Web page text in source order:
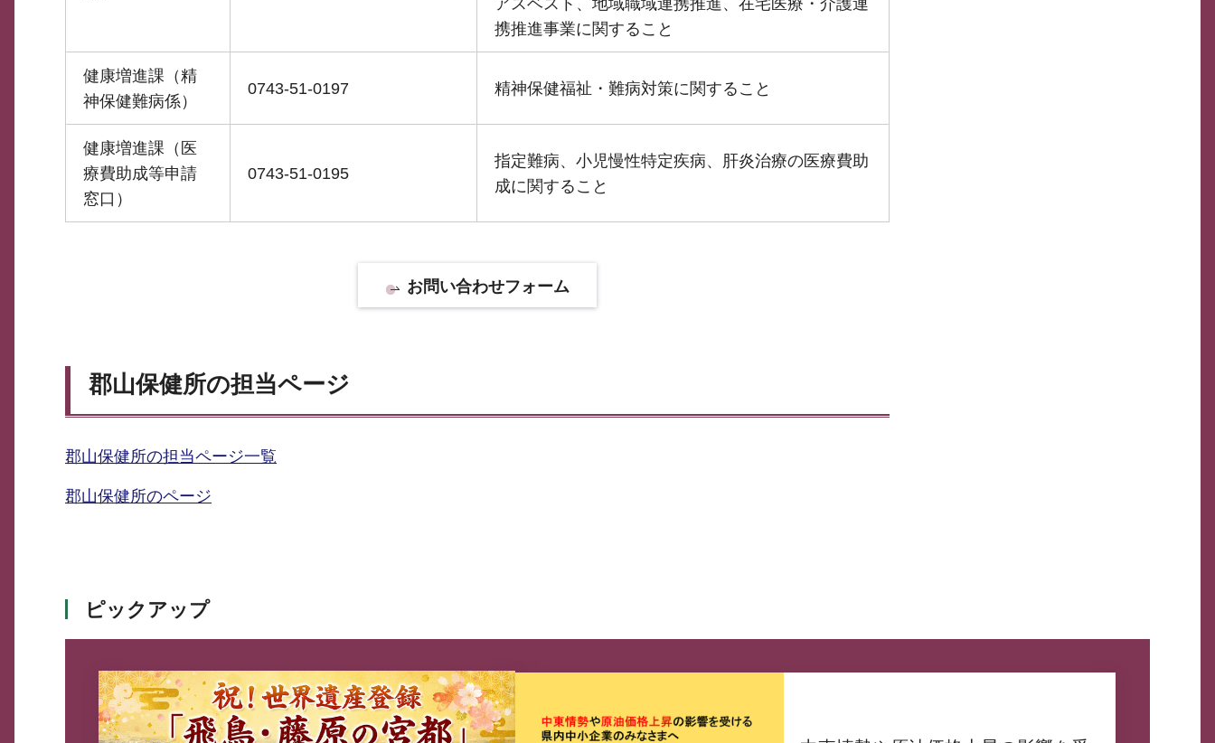
携推進事業に関すること
健康増進課（精
神保健難病係）
0743-51-0197 精神保健福祉・難病対策に関すること
健康増進課（医
療費助成等申請
窓口）
0743-51-0195
指定難病、小児慢性特定疾病、肝炎治療の医療費助
成に関すること
郡山保健所の担当ページ
郡山保健所の担当ページ一覧
郡山保健所のページ
ピックアップ